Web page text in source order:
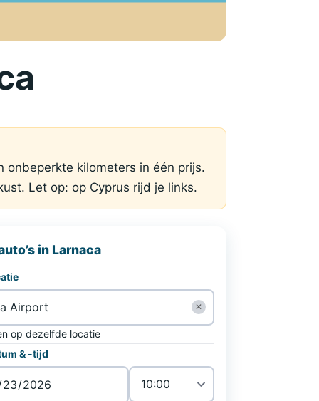
onbeperkte kilometers in één prijs.
Let op: op Cyprus rijd je links.
in Larnaca
✕
op dezelfde locatie
& -tijd